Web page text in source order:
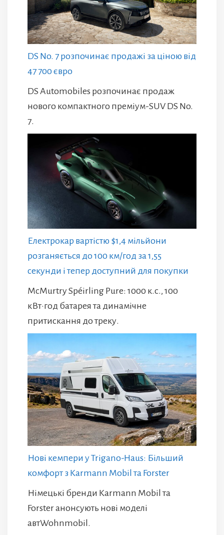
DS No. 7 розпочинає продажі за ціною від
47 700 євро
DS Automobiles розпочинає продаж
нового компактного преміум-SUV DS No.
7.
Електрокар вартістю $1,4 мільйони
розганяється до 100 км/год за 1,55
секунди і тепер доступний для покупки
McMurtry Spéirling Pure: 1000 к.с., 100
кВт·год батарея та динамічне
притискання до треку.
Нові кемпери у Trigano-Haus: Більший
комфорт з Karmann Mobil та Forster
Німецькі бренди Karmann Mobil та
Forster анонсують нові моделі
автWohnmobil.